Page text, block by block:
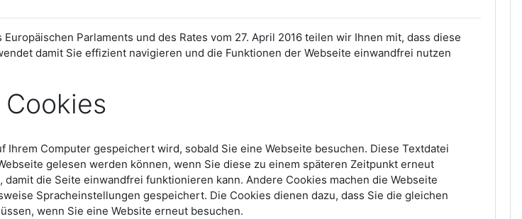
Parlaments und des Rates vom 27. April 2016 teilen wir Ihnen mit, dass diese
damit Sie effizient navigieren und die Funktionen der Webseite einwandfrei nutzen
Ihrem Computer gespeichert wird, sobald Sie eine Webseite besuchen. Diese Textdatei
gelesen werden können, wenn Sie diese zu einem späteren Zeitpunkt erneut
die Seite einwandfrei funktionieren kann. Andere Cookies machen die Webseite
Spracheinstellungen gespeichert. Die Cookies dienen dazu, dass Sie die gleichen
wenn Sie eine Website erneut besuchen.